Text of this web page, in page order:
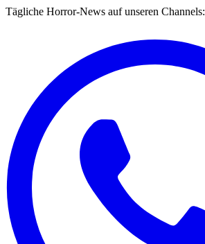
Tägliche Horror-News auf unseren Channels: